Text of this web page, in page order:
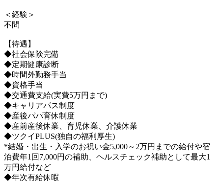
＜経験＞
不問
【待遇】
◆社会保険完備
◆定期健康診断
◆時間外勤務手当
◆資格手当
◆交通費支給(実費5万円まで)
◆キャリアパス制度
◆産後パパ育休制度
◆産前産後休業、育児休業、介護休業
◆ツクイPLUS(独自の福利厚生)
*結婚・出生・入学のお祝い金5,000～2万円までの給付や宿
泊費年1回7,000円の補助、ヘルスチェック補助として最大1
万円給付など
◆年次有給休暇